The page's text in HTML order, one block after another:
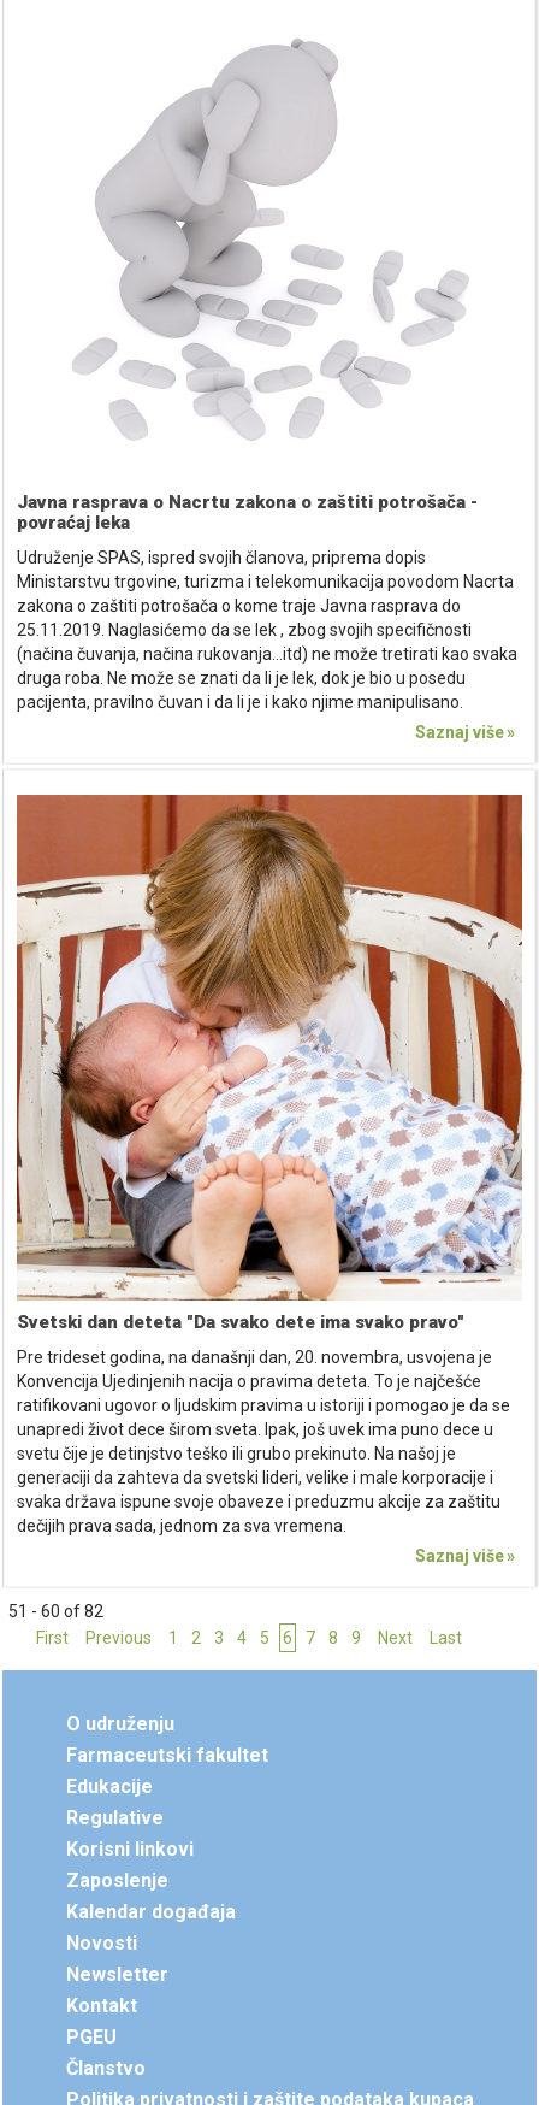
Javna rasprava o Nacrtu zakona o zaštiti potrošača -
povraćaj leka
Udruženje SPAS, ispred svojih članova, priprema dopis
Ministarstvu trgovine, turizma i telekomunikacija povodom Nacrta
zakona o zaštiti potrošača o kome traje Javna rasprava do
25.11.2019. Naglasićemo da se lek , zbog svojih specifičnosti
(načina čuvanja, načina rukovanja...itd) ne može tretirati kao svaka
druga roba. Ne može se znati da li je lek, dok je bio u posedu
pacijenta, pravilno čuvan i da li je i kako njime manipulisano.
Saznaj više
Svetski dan deteta "Da svako dete ima svako pravo"
Pre trideset godina, na današnji dan, 20. novembra, usvojena je
Konvencija Ujedinjenih nacija o pravima deteta. To je najčešće
ratifikovani ugovor o ljudskim pravima u istoriji i pomogao je da se
unapredi život dece širom sveta. Ipak, još uvek ima puno dece u
svetu čije je detinjstvo teško ili grubo prekinuto. Na našoj je
generaciji da zahteva da svetski lideri, velike i male korporacije i
svaka država ispune svoje obaveze i preduzmu akcije za zaštitu
dečijih prava sada, jednom za sva vremena.
Saznaj više
51 - 60 of 82
First
Previous 1 2 3 4 5 6 7 8 9 Next Last
O udruženju
Farmaceutski fakultet
Edukacije
Regulative
Korisni linkovi
Zaposlenje
Kalendar događaja
Novosti
Newsletter
Kontakt
PGEU
Članstvo
Politika privatnosti i zaštite podataka kupaca